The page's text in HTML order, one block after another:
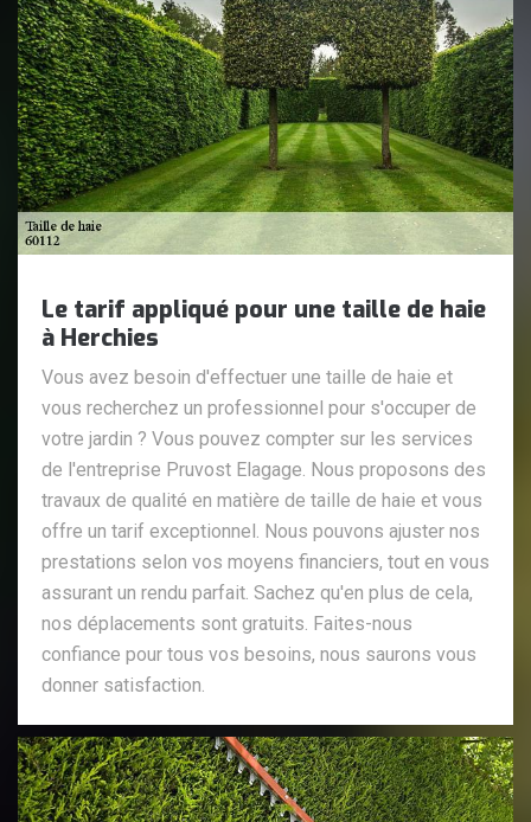
Le tarif appliqué pour une taille de haie
à Herchies
Vous avez besoin d'effectuer une taille de haie et
vous recherchez un professionnel pour s'occuper de
votre jardin ? Vous pouvez compter sur les services
de l'entreprise Pruvost Elagage. Nous proposons des
travaux de qualité en matière de taille de haie et vous
offre un tarif exceptionnel. Nous pouvons ajuster nos
prestations selon vos moyens financiers, tout en vous
assurant un rendu parfait. Sachez qu'en plus de cela,
nos déplacements sont gratuits. Faites-nous
confiance pour tous vos besoins, nous saurons vous
donner satisfaction.